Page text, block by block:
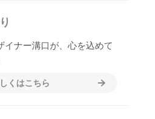
イナー溝口が、心を込めて
くはこちら